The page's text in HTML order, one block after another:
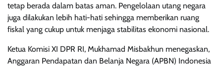
tetap berada dalam batas aman. Pengelolaan utang negara
juga dilakukan lebih hati-hati sehingga memberikan ruang
fiskal yang cukup untuk menjaga stabilitas ekonomi nasional.
Ketua Komisi XI DPR RI, Mukhamad Misbakhun menegaskan,
Anggaran Pendapatan dan Belanja Negara (APBN) Indonesia